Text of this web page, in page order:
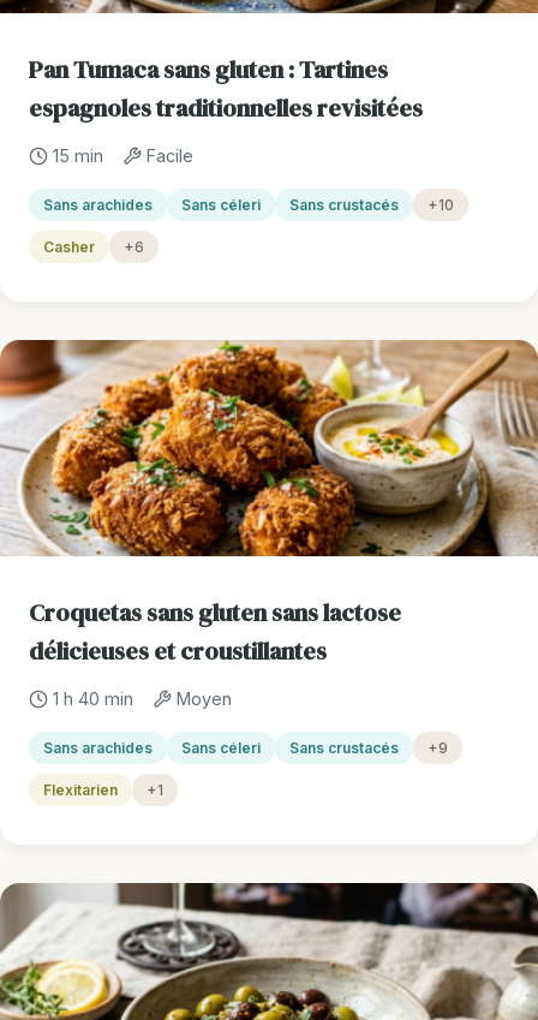
Pan Tumaca sans gluten : Tartines
espagnoles traditionnelles revisitées
15 min Facile
Sans arachides Sans céleri Sans crustacés +10
Casher +6
Croquetas sans gluten sans lactose
délicieuses et croustillantes
1 h 40 min Moyen
Sans arachides Sans céleri Sans crustacés +9
Flexitarien +1